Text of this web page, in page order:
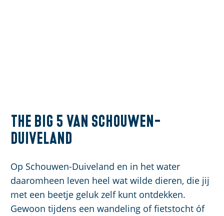
The big 5 van Schouwen-
Duiveland
Op Schouwen-Duiveland en in het water
daaromheen leven heel wat wilde dieren, die jij
met een beetje geluk zelf kunt ontdekken.
Gewoon tijdens een wandeling of fietstocht óf